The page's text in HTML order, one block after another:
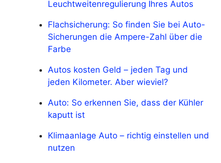
Leuchtweitenregulierung Ihres Autos
Flachsicherung: So finden Sie bei Auto-
Sicherungen die Ampere-Zahl über die
Farbe
Autos kosten Geld – jeden Tag und
jeden Kilometer. Aber wieviel?
Auto: So erkennen Sie, dass der Kühler
kaputt ist
Klimaanlage Auto – richtig einstellen und
nutzen